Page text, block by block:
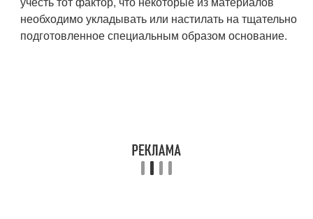
необходимо укладывать или настилать на тщательно
подготовленное специальным образом основание.